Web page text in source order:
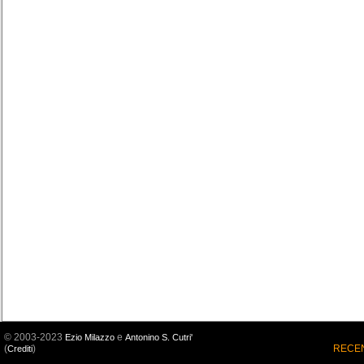
© 2003-2023 Ezio Milazzo e Antonino S. Cutri'
(Crediti)